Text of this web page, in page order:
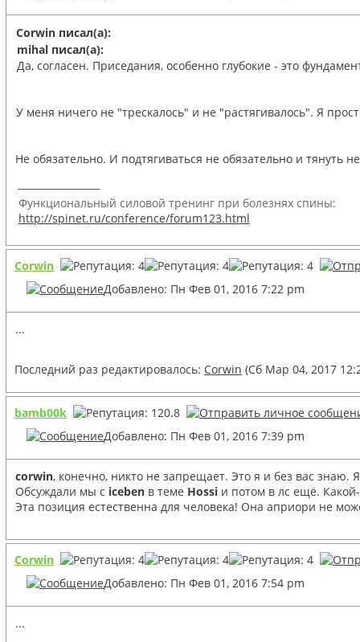
Corwin писал(а):
mihal писал(а):
Да, согласен. Приседания, особенно глубокие - это
У меня ничего не "трескалось" и не "растягивалось". Я
Не обязательно. И подтягиваться не обязательно и тянуть
Функциональный силовой тренинг при болезнях спины:
http://spinet.ru/conference/forum123.html
Corwin
Добавлено: Пн Фев 01, 2016 7:22 pm
...
Последний раз редактировалось: Corwin (Сб Мар 04, 2017
bamb00k
Добавлено: Пн Фев 01, 2016 7:39 pm
corwin, конечно, никто не запрещает. Это я и без вас знаю.
Обсуждали мы с iceben в теме Hossi и потом в лс ещё.
Эта позиция естественна для человека! Она априори не
Corwin
Добавлено: Пн Фев 01, 2016 7:54 pm
...